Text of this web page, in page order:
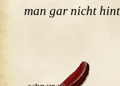
man gar nicht